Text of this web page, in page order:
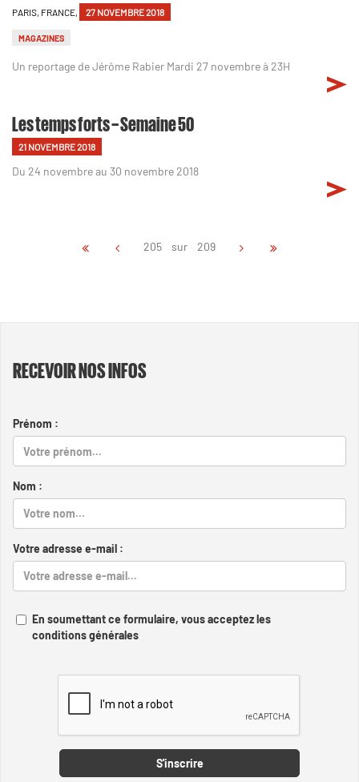
PARIS, FRANCE, 27 NOVEMBRE 2018
MAGAZINES
Un reportage de Jérôme Rabier Mardi 27 novembre à 23H
Les temps forts – Semaine 50
21 NOVEMBRE 2018
Du 24 novembre au 30 novembre 2018
205 sur 209
RECEVOIR NOS INFOS
Prénom :
Nom :
Votre adresse e-mail :
En soumettant ce formulaire, vous acceptez les
conditions générales
S'inscrire